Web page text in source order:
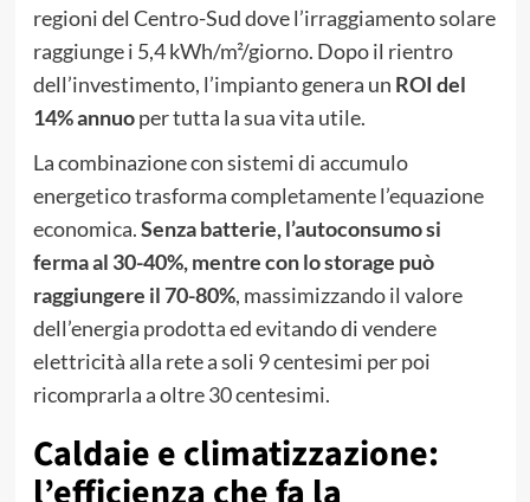
regioni del Centro-Sud dove l’irraggiamento solare
raggiunge i 5,4 kWh/m²/giorno. Dopo il rientro
dell’investimento, l’impianto genera un ROI del
14% annuoper tutta la sua vita utile.
La combinazione con sistemi di accumulo
energetico trasforma completamente l’equazione
economica.Senza batterie, l’autoconsumo si
ferma al 30-40%, mentre con lo storage può
raggiungere il 70-80%, massimizzando il valore
dell’energia prodotta ed evitando di vendere
elettricità alla rete a soli 9 centesimi per poi
ricomprarla a oltre 30 centesimi.
Caldaie e climatizzazione: